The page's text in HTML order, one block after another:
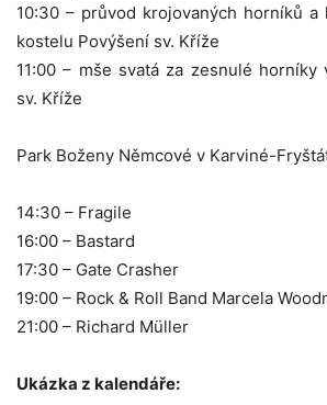
10:30 – průvod krojovaných horníků a
kostelu Povýšení sv. Kříže
11:00 – mše svatá za zesnulé
sv. Kříže
Park Boženy Němcové v Karviné-
14:30 – Fragile
16:00 – Bastard
17:30 – Gate Crasher
19:00 – Rock & Roll Band Marcela
21:00 – Richard Müller
Ukázka z kalendáře: